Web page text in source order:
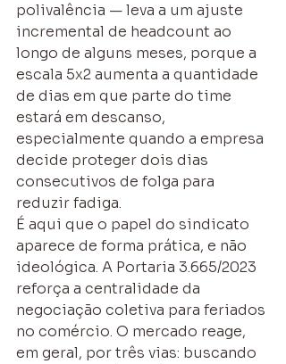
polivalência — leva a um ajuste
incremental de headcount ao
longo de alguns meses, porque a
escala 5x2 aumenta a quantidade
de dias em que parte do time
estará em descanso,
especialmente quando a empresa
decide proteger dois dias
consecutivos de folga para
reduzir fadiga.
É aqui que o papel do sindicato
aparece de forma prática, e não
ideológica. A Portaria 3.665/2023
reforça a centralidade da
negociação coletiva para feriados
no comércio. O mercado reage,
em geral, por três vias: buscando